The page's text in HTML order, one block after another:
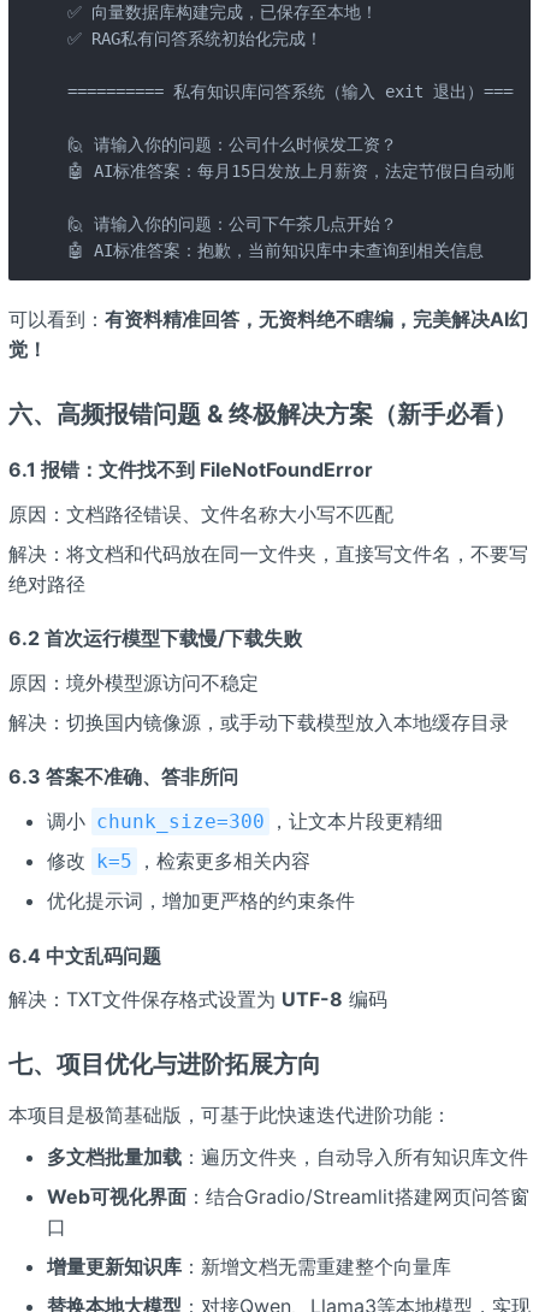
✅ 向量数据库构建完成，已保存至本地！
✅ RAG私有问答系统初始化完成！
========== 私有知识库问答系统（输入 exit 退出）
🙋 请输入你的问题：公司什么时候发工资？
🤖 AI标准答案：每月15日发放上月薪资，法定节假日自动顺延
🙋 请输入你的问题：公司下午茶几点开始？
🤖 AI标准答案：抱歉，当前知识库中未查询到相关信息
可以看到： 有资料精准回答，无资料绝不瞎编，完美解决AI幻
觉！
六、高频报错问题 & 终极解决方案（新手必看）
6.1 报错：文件找不到 FileNotFoundError
原因：文档路径错误、文件名称大小写不匹配
解决：将文档和代码放在同一文件夹，直接写文件名，不要写
绝对路径
6.2 首次运行模型下载慢/下载失败
原因：境外模型源访问不稳定
解决：切换国内镜像源，或手动下载模型放入本地缓存目录
6.3 答案不准确、答非所问
调小 chunk_size=300
，让文本片段更精细
修改
k=5
，检索更多相关内容
优化提示词，增加更严格的约束条件
6.4 中文乱码问题
解决：TXT文件保存格式设置为 UTF-8 编码
七、项目优化与进阶拓展方向
本项目是极简基础版，可基于此快速迭代进阶功能：
多文档批量加载：遍历文件夹，自动导入所有知识库文件
Web可视化界面：结合Gradio/Streamlit搭建网页问答窗
口
增量更新知识库：新增文档无需重建整个向量库
替换本地大模型 ：对接Qwen、Llama3等本地模型，实现